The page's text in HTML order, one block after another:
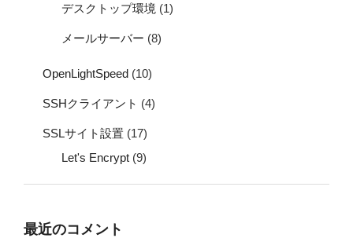
デスクトップ環境 (1)
メールサーバー (8)
OpenLightSpeed (10)
SSHクライアント (4)
SSLサイト設置 (17)
Let's Encrypt (9)
最近のコメント